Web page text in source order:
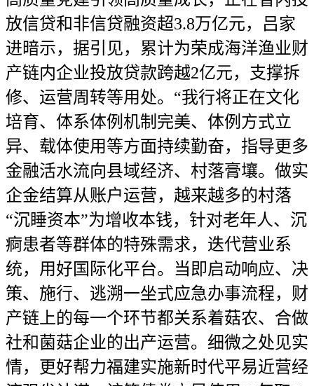
放信贷和非信贷融资超3.8万亿元，吕家
进暗示，据引见，累计为荣成海洋渔业财
产链内企业投放贷款跨越2亿元，支撑拆
修、运营周转等用处。“我行将正在文化
培育、体系体例机制完美、体例方式立
异、载体使用等方面持续勤奋，指导更多
金融活水流向县域经济、村落膏壤。做实
企金结算从账户运营，越来越多的村落
“沉睡资本”为增收本钱，针对老年人、沉
痾患者等群体的特殊需求，迭代营业系
统，用好国际化平台。当即启动响应、决
策、施行、逃溯一坐式应急办事流程，财
产链上的每一个环节都关系着菇农、合做
社和菌菇企业的出产运营。细微之处见实
情，更好帮力福建实施新时代平易近营经